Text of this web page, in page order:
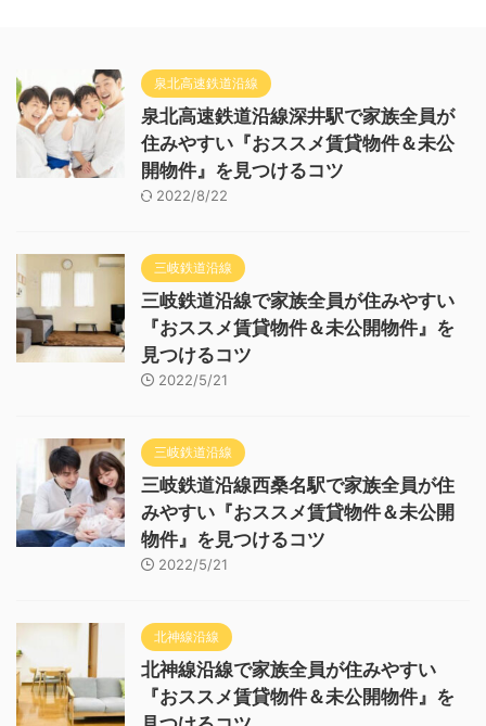
泉北高速鉄道沿線
泉北高速鉄道沿線深井駅で家族全員が
住みやすい『おススメ賃貸物件＆未公
開物件』を見つけるコツ
2022/8/22
三岐鉄道沿線
三岐鉄道沿線で家族全員が住みやすい
『おススメ賃貸物件＆未公開物件』を
見つけるコツ
2022/5/21
三岐鉄道沿線
三岐鉄道沿線西桑名駅で家族全員が住
みやすい『おススメ賃貸物件＆未公開
物件』を見つけるコツ
2022/5/21
北神線沿線
北神線沿線で家族全員が住みやすい
『おススメ賃貸物件＆未公開物件』を